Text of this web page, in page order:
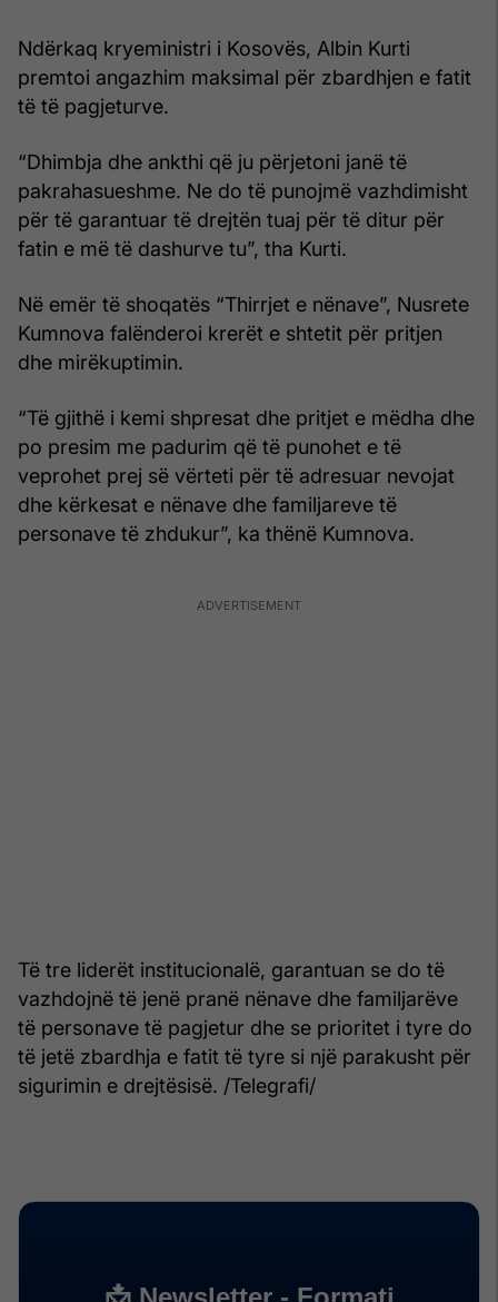
Ndërkaq kryeministri i Kosovës, Albin Kurti
premtoi angazhim maksimal për zbardhjen e fatit
të të pagjeturve.
“Dhimbja dhe ankthi që ju përjetoni janë të
pakrahasueshme. Ne do të punojmë vazhdimisht
për të garantuar të drejtën tuaj për të ditur për
fatin e më të dashurve tu”, tha Kurti.
Në emër të shoqatës “Thirrjet e nënave”, Nusrete
Kumnova falënderoi krerët e shtetit për pritjen
dhe mirëkuptimin.
“Të gjithë i kemi shpresat dhe pritjet e mëdha dhe
po presim me padurim që të punohet e të
veprohet prej së vërteti për të adresuar nevojat
dhe kërkesat e nënave dhe familjareve të
personave të zhdukur”, ka thënë Kumnova.
Të tre liderët institucionalë, garantuan se do të
vazhdojnë të jenë pranë nënave dhe familjarëve
të personave të pagjetur dhe se prioritet i tyre do
të jetë zbardhja e fatit të tyre si një parakusht për
sigurimin e drejtësisë. /Telegrafi/